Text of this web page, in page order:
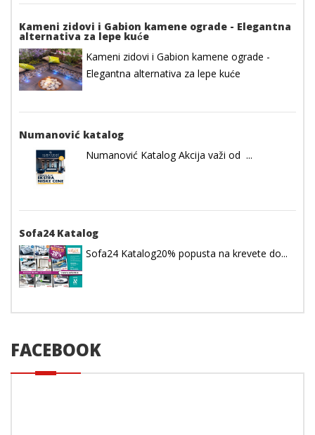
Kameni zidovi i Gabion kamene ograde - Elegantna
alternativa za lepe kuće
Kameni zidovi i Gabion kamene ograde -
Elegantna alternativa za lepe kuće
Numanović katalog
Numanović Katalog Akcija važi od ...
Sofa24 Katalog
Sofa24 Katalog20% popusta na krevete do...
FACEBOOK